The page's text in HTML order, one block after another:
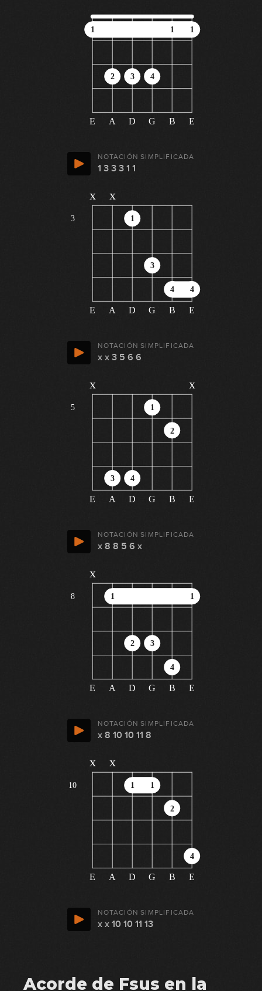
E A D G B E
1 1 1
2 3 4
NOTACIÓN SIMPLIFICADA
1 3 3 3 1 1
3
E A D G B E
4 4
x x
1
3
NOTACIÓN SIMPLIFICADA
x x 3 5 6 6
5
E A D G B E
x
3 4
1
2
x
NOTACIÓN SIMPLIFICADA
x 8 8 5 6 x
8
E A D G B E
1 1
x
2 3
4
NOTACIÓN SIMPLIFICADA
x 8 10 10 11 8
10
E A D G B E
1 1
x x
2
4
NOTACIÓN SIMPLIFICADA
x x 10 10 11 13
Acorde de Fsus en la